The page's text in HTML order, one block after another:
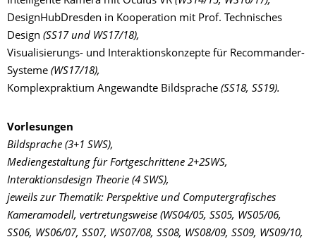
DesignHubDresden in Kooperation mit Prof. Technisches
Design (SS17 und WS17/18),
Visualisierungs- und Interaktionskonzepte für Recommander-
Systeme (WS17/18),
Komplexpraktium Angewandte Bildsprache (SS18, SS19).
Vorlesungen
Bildsprache (3+1 SWS),
Mediengestaltung für Fortgeschrittene 2+2SWS,
Interaktionsdesign Theorie (4 SWS),
jeweils zur Thematik: Perspektive und Computergrafisches
Kameramodell, vertretungsweise (WS04/05, SS05, WS05/06,
SS06, WS06/07, SS07, WS07/08, SS08, WS08/09, SS09, WS09/10,